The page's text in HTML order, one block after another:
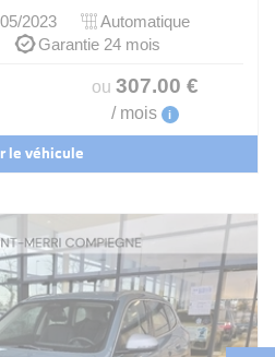
05/2023
Automatique
Garantie 24 mois
ou 307.00 €
/ mois i
le véhicule